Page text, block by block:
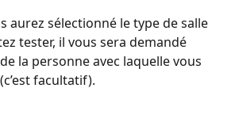
aurez sélectionné le type de salle
tester, il vous sera demandé
de la personne avec laquelle vous
facultatif).